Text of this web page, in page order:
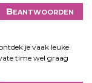
Beantwoorden
je vaak leuke
time wel graag